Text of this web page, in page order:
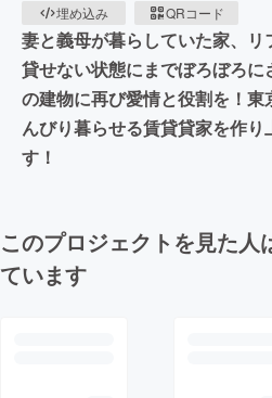
埋め込み
QRコード
妻と義母が暮らしていた家、
貸せない状態にまでぼろぼろ
の建物に再び愛情と役割を！
んびり暮らせる賃貸貸家を作り
す！
このプロジェクトを見た人
ています